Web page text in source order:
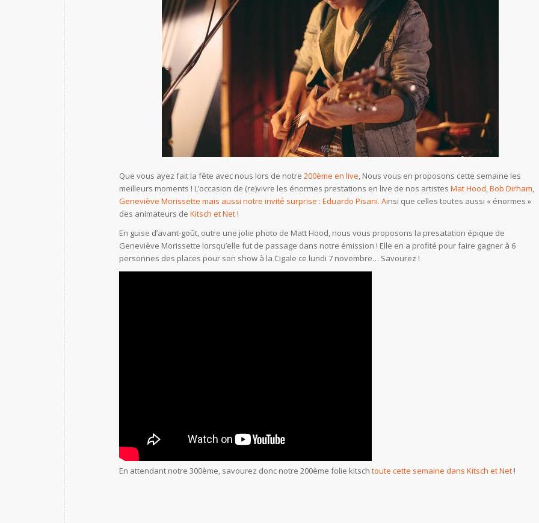
Que vous ayez fait la fête avec nous lors de notre 200ème en live, Nous vous en proposons cette semaine les
meilleurs moments ! L’occasion de (re)vivre les énormes prestations en live de nos artistes Mat Hood,Bob Dirham,
Geneviève Morissette mais aussi notre invité surprise : Eduardo Pisani. Ainsi que celles toutes aussi « énormes »
des animateurs de Kitsch et Net !
En guise d’avant-goût, outre une jolie photo de Matt Hood, nous vous proposons la presatation épique de
Geneviève Morissette lorsqu’elle fut de passage dans notre émission ! Elle en a profité pour faire gagner à 6
personnes des places pour son show à la Cigale ce lundi 7 novembre… Savourez !
En attendant notre 300ème, savourez donc notre 200ème folie kitsch toute cette semaine dans Kitsch et Net !